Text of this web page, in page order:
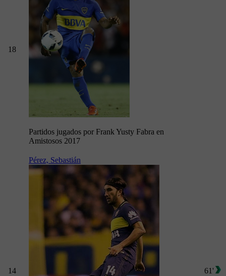
18
Partidos jugados por Frank Yusty Fabra en
Amistosos 2017
14
Pérez, Sebastián
61'